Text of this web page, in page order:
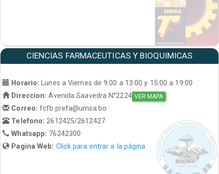
CIENCIAS FARMACEUTICAS Y BIOQUIMICAS
Horario: Lunes a Viernes de 9:00 a 13:00 y 15:00 a 19:00
Direccion: Avenida Saavedra N°2224 VER MAPA
Correo:fcfb.prefa@umsa.bo
Telefono:2612425/2612427
Whatsapp: 76242300
Pagina Web: Click para entrar a la página